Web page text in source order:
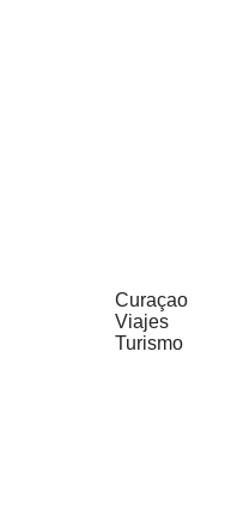
Curaçao
Viajes
Turismo